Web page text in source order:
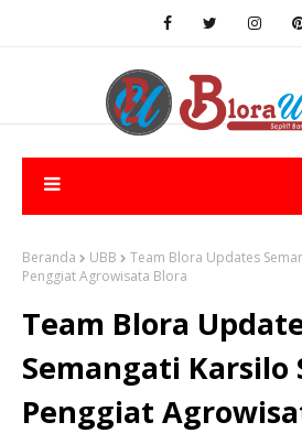
Beranda UBB
Team Blora Updates
Penggiat Agrowisata Blora
Team Blora
Semangati Karsilo
Penggiat